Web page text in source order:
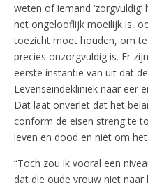
weten of iemand
het ongelooflijk moeilijk is,
toezicht moet houden, om
precies onzorgvuldig is. Er
eerste instantie van uit dat
Levenseindekliniek naar eer
Dat laat onverlet dat het
conform de eisen streng te
leven en dood en niet om
“Toch zou ik vooral een
dat die oude vrouw niet